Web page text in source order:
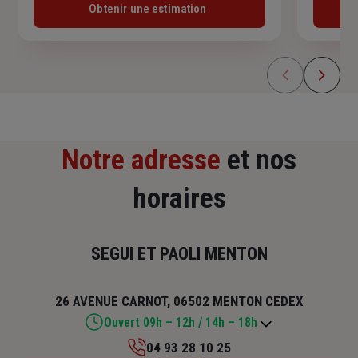
Obtenir une estimation
Notre adresse et nos
horaires
SEGUI ET PAOLI MENTON
26 AVENUE CARNOT, 06502 MENTON CEDEX
Ouvert 09h – 12h / 14h – 18h
04 93 28 10 25